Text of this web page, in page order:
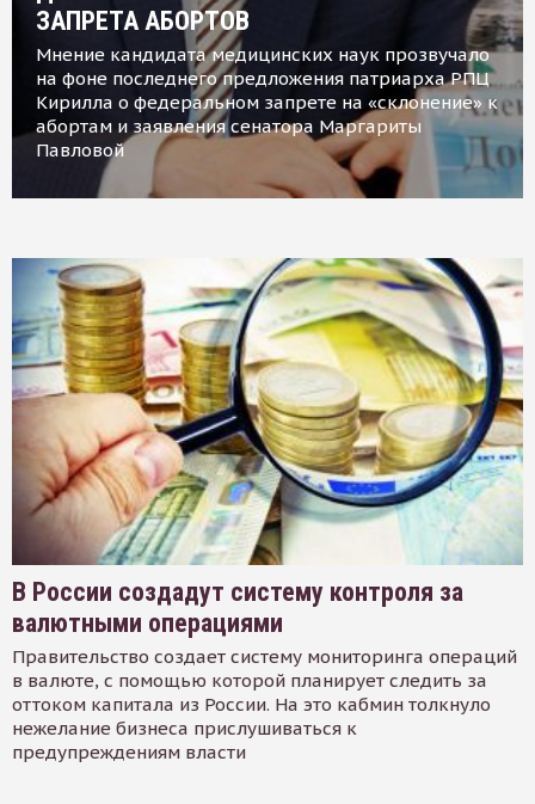
ЗАПРЕТА АБОРТОВ
Мнение кандидата медицинских наук прозвучало
на фоне последнего предложения патриарха РПЦ
Кирилла о федеральном запрете на «склонение» к
абортам и заявления сенатора Маргариты
Павловой
В России создадут систему контроля за
валютными операциями
Правительство создает систему мониторинга операций
в валюте, с помощью которой планирует следить за
оттоком капитала из России. На это кабмин толкнуло
нежелание бизнеса прислушиваться к
предупреждениям власти